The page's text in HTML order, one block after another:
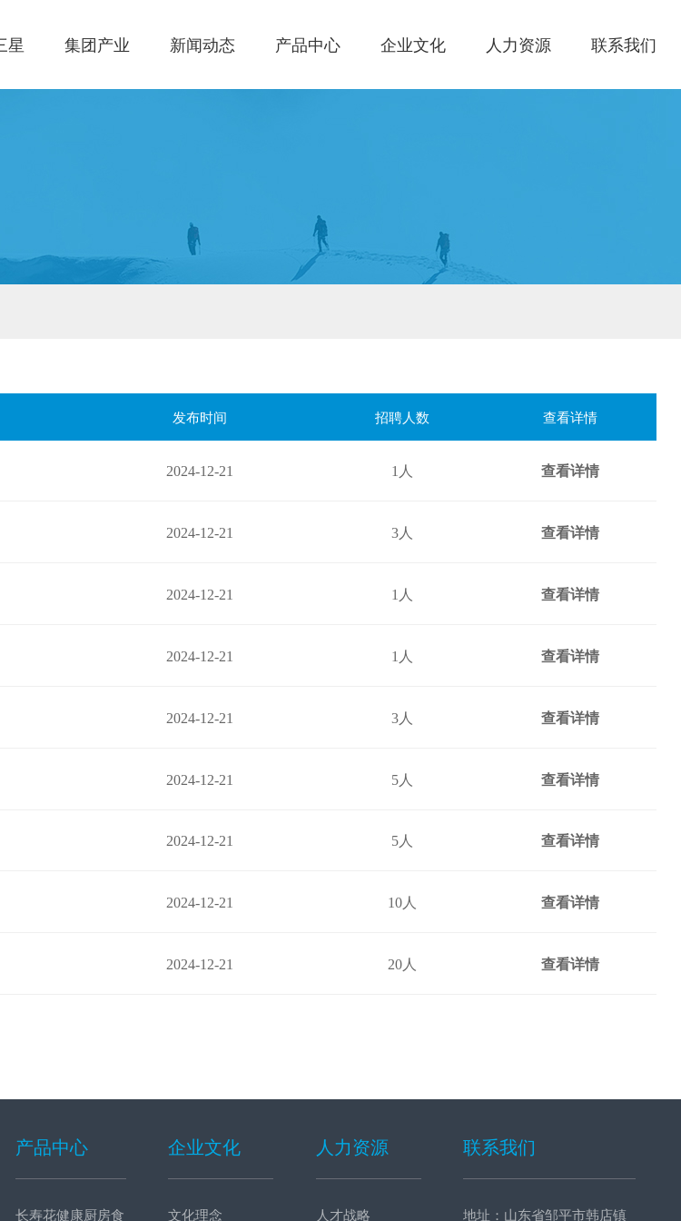
星 集团产业 新闻动态 产品中心 企业文化 人力资源 联系我们
发布时间 招聘人数 查看详情
2024-12-21 1人 查看详情
2024-12-21 3人 查看详情
2024-12-21 1人 查看详情
2024-12-21 1人 查看详情
2024-12-21 3人 查看详情
2024-12-21 5人 查看详情
2024-12-21 5人 查看详情
2024-12-21 10人 查看详情
2024-12-21 20人 查看详情
产品中心
长寿花健康厨房食
企业文化
文化理念
人力资源
人才战略
联系我们
地址：山东省邹平市韩店镇